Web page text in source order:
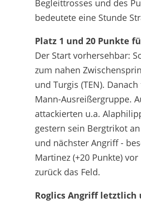
Begleittrosses und des
bedeutete eine Stunde
Platz 1 und 20 Punkte
Der Start vorhersehbar:
zum nahen
und Turgis (TEN).
Mann-Ausreißergruppe.
attackierten u.a.
gestern sein Bergtrikot
und nächster Angriff -
Martinez (+20 Punkte)
zurück das Feld.
Roglics Angriff letztlich